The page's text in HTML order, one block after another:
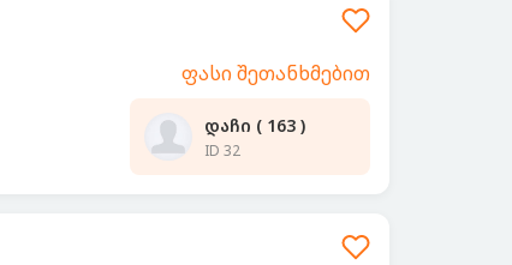
ფასი შეთანხმებით
დაჩი ( 163 )
ID 32